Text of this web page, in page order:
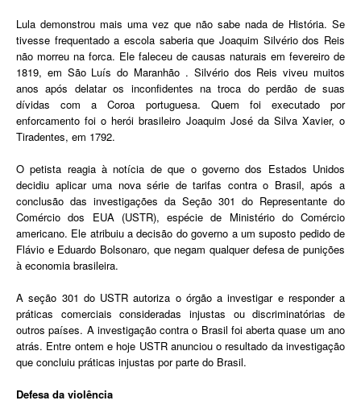
Lula demonstrou mais uma vez que não sabe nada de História. Se
tivesse frequentado a escola saberia que Joaquim Silvério dos Reis
não morreu na forca. Ele faleceu de causas naturais em fevereiro de
1819, em São Luís do Maranhão . Silvério dos Reis viveu muitos
anos após delatar os inconfidentes na troca do perdão de suas
dívidas com a Coroa portuguesa. Quem foi executado por
enforcamento foi o herói brasileiro Joaquim José da Silva Xavier, o
Tiradentes, em 1792.
O petista reagia à notícia de que o governo dos Estados Unidos
decidiu aplicar uma nova série de tarifas contra o Brasil, após a
conclusão das investigações da Seção 301 do Representante do
Comércio dos EUA (USTR), espécie de Ministério do Comércio
americano. Ele atribuiu a decisão do governo a um suposto pedido de
Flávio e Eduardo Bolsonaro, que negam qualquer defesa de punições
à economia brasileira.
A seção 301 do USTR autoriza o órgão a investigar e responder a
práticas comerciais consideradas injustas ou discriminatórias de
outros países. A investigação contra o Brasil foi aberta quase um ano
atrás. Entre ontem e hoje USTR anunciou o resultado da investigação
que concluiu práticas injustas por parte do Brasil.
Defesa da violência